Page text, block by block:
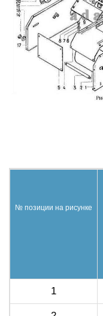
№ позиции на рисунке
1